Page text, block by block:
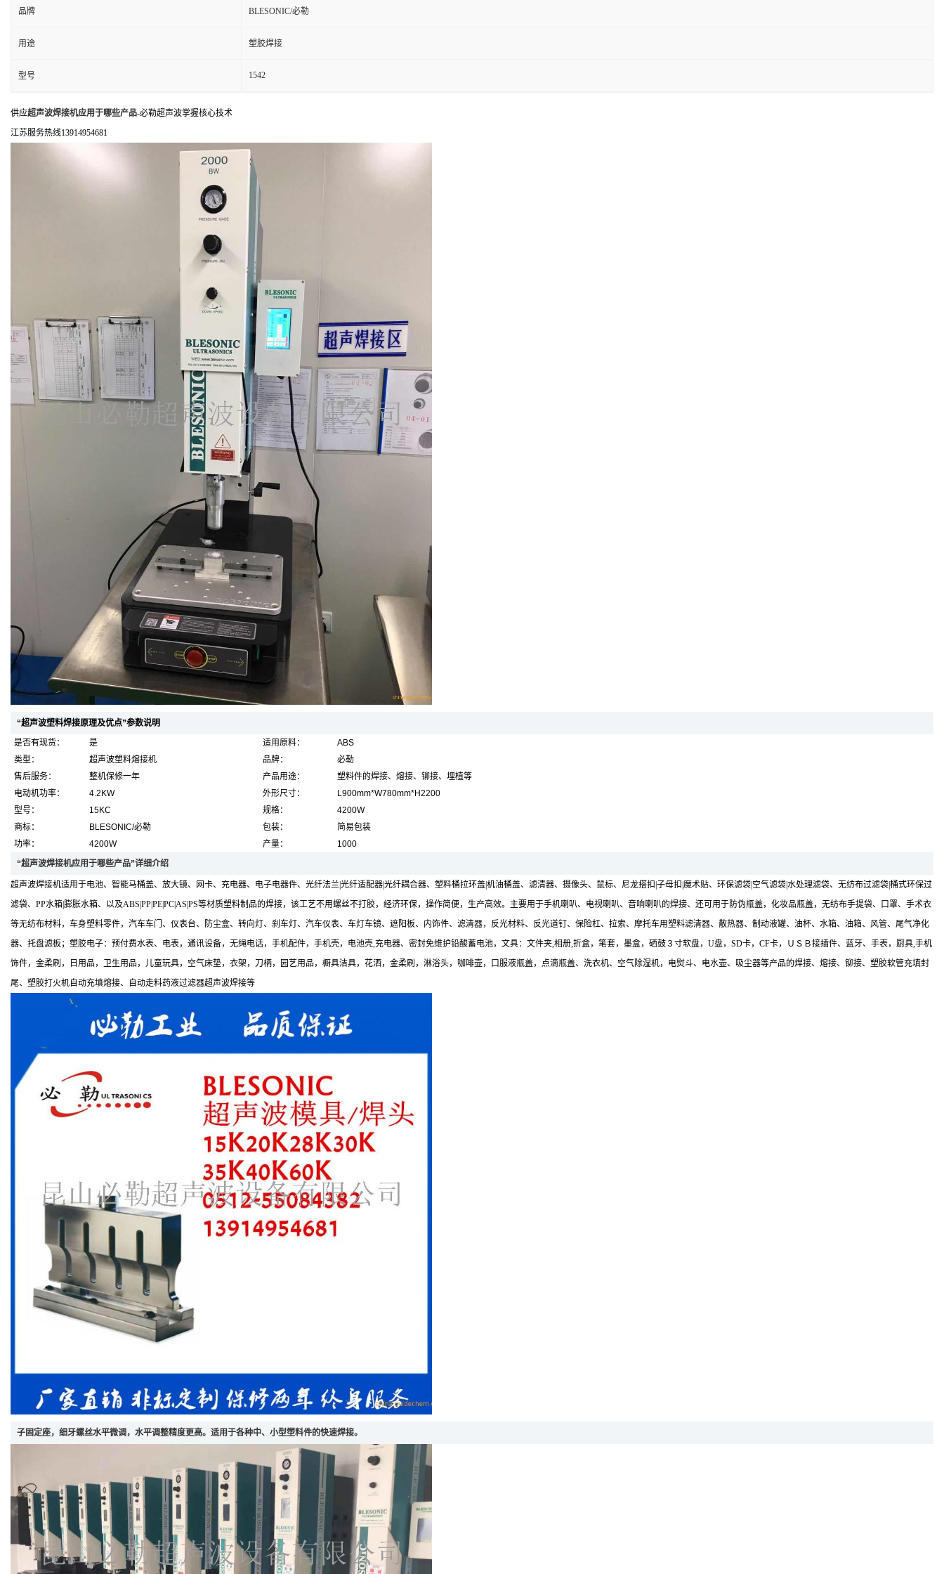
品牌 BLESONIC/必勒
用途 塑胶焊接
型号 1542
供应超声波焊接机应用于哪些产品-必勒超声波掌握核心技术
江苏服务热线13914954681
“超声波塑料焊接原理及优点”参数说明
是否有现货：
是 适用原料：
ABS
类型：
超声波塑料熔接机 品牌：
必勒
售后服务：
整机保修一年 产品用途：
塑料件的焊接、熔接、铆接、埋植等
电动机功率：
4.2KW 外形尺寸：
L900mm*W780mm*H2200
型号：
15KC 规格：
4200W
商标：
BLESONIC/必勒 包装：
简易包装
功率：
4200W 产量：
1000
“超声波焊接机应用于哪些产品”详细介绍
超声波焊接机适用于电池、智能马桶盖、放大镜、网卡、充电器、电子电器件、光纤法兰|光纤适配器|光纤耦合器、塑料桶拉环盖|机油桶盖、滤清器、摄像头、鼠标、尼龙搭扣|子母扣|魔术贴、环保滤袋|空气滤袋|水处理滤袋、无纺布过滤袋|桶式环保过
滤袋、PP水箱|膨胀水箱、以及ABS|PP|PE|PC|AS|PS等材质塑料制品的焊接，该工艺不用螺丝不打胶，经济环保，操作简便，生产高效。主要用于手机喇叭、电视喇叭、音响喇叭的焊接、还可用于防伪瓶盖，化妆品瓶盖，无纺布手提袋、口罩、手术衣
等无纺布材料，车身塑料零件，汽车车门、仪表台、防尘盒、转向灯、刹车灯、汽车仪表、车灯车镜、遮阳板、内饰件、滤清器，反光材料、反光道钉、保险杠、拉索、摩托车用塑料滤清器、散热器、制动液罐、油杯、水箱、油箱、风管、尾气净化
器、托盘滤板；塑胶电子：预付费水表、电表，通讯设备，无绳电话，手机配件，手机壳，电池壳,充电器、密封免维护铅酸蓄电池，文具：文件夹,相册,折盒，笔套，墨盒，硒鼓３寸软盘，U盘，SD卡，CF卡，ＵＳＢ接插件、蓝牙、手表，厨具,手机
饰件，金柔刷，日用品，卫生用品，儿童玩具，空气床垫，衣架，刀柄，园艺用品，橱具洁具，花洒，金柔刷，淋浴头，咖啡壶，口服液瓶盖，点滴瓶盖、洗衣机、空气除湿机，电熨斗、电水壶、吸尘器等产品的焊接、熔接、铆接、塑胶软管充填封
尾、塑胶打火机自动充填熔接、自动走料药液过滤器超声波焊接等
子固定座，细牙螺丝水平微调，水平调整精度更高。适用于各种中、小型塑料件的快速焊接。